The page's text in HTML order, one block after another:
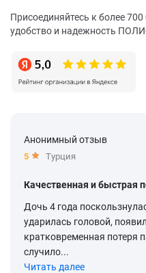
Присоединяйтесь к более
удобство и надежность
Анонимный отзыв
5 Турция
Качественная и быстрая
Дочь 4 года
ударилась головой,
кратковременная потеря
случило...
Читать далее